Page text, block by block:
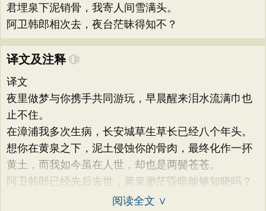
君埋泉下泥销骨，我寄人间雪满头。
阿卫韩郎相次去，夜台茫昧得知不？
译文及注释
译文
夜里做梦与你携手共同游玩，早晨醒来泪水流满巾也
止不住。
在漳浦我多次生病，长安城草生草长已经八个年头。
想你在黄泉之下，泥土侵蚀你的骨肉，最终化作一抔
黄土，而我如今虽在人世，却也是两鬓苍苍。
阿卫韩郎已经先后去世，黄泉渺茫昏暗能够知晓吗？
阅读全文 ∨